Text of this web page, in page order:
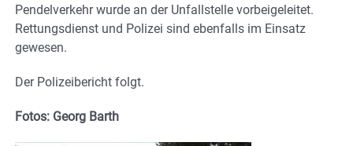
Pendelverkehr wurde an der Unfallstelle vorbeigeleitet.
Rettungsdienst und Polizei sind ebenfalls im Einsatz
gewesen.
Der Polizeibericht folgt.
Fotos: Georg Barth